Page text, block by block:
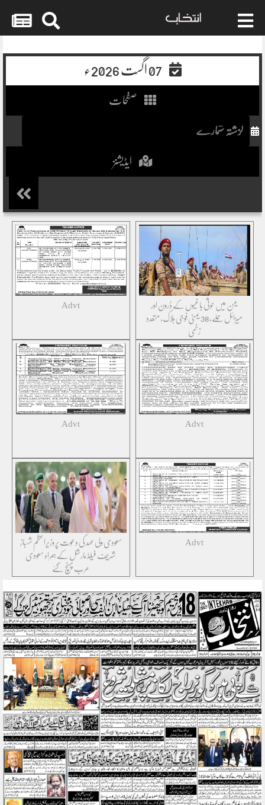
to
07 اگست 2026ء
صفحات
ایڈیشنز
یمن میں حوثی باغیوں کے ڈرون اور
میزائل حملے، 38 یمنی فوجی ہلاک، متعدد
زخمی
Advt
Advt
Advt
Advt
سعودی ولی عہد کی دعوت پر وزیراعظم شہباز
شریف فیلڈ مارشل کے ہمراہ سعودی
عرب پہنچ گئے